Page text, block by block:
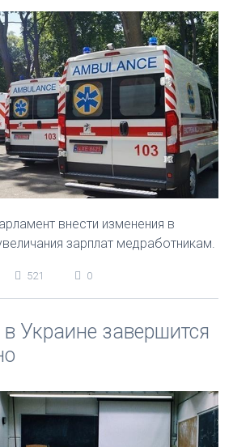
внести изменения в
зарплат медработникам.
521 0
Украине завершится